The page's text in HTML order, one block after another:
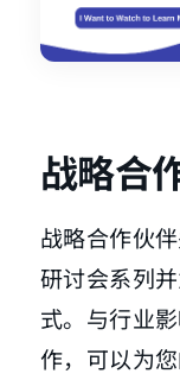
战略合
战略合作伙
研讨会系列
式。与行业
作，可以为